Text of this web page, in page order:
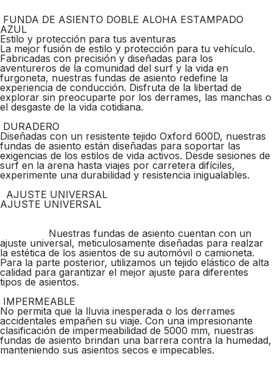
FUNDA DE ASIENTO DOBLE ALOHA ESTAMPADO
AZUL
Estilo y protección para tus aventuras
La mejor fusión de estilo y protección para tu vehículo.
Fabricadas con precisión y diseñadas para los
aventureros de la comunidad del surf y la vida en
furgoneta, nuestras fundas de asiento redefine la
experiencia de conducción. Disfruta de la libertad de
explorar sin preocuparte por los derrames, las manchas o
el desgaste de la vida cotidiana.
DURADERO
Diseñadas con un resistente tejido Oxford 600D, nuestras
fundas de asiento están diseñadas para soportar las
exigencias de los estilos de vida activos. Desde sesiones de
surf en la arena hasta viajes por carretera difíciles,
experimente una durabilidad y resistencia inigualables.
AJUSTE UNIVERSAL
AJUSTE UNIVERSAL
Nuestras fundas de asiento cuentan con un
ajuste universal, meticulosamente diseñadas para realzar
la estética de los asientos de su automóvil o camioneta.
Para la parte posterior, utilizamos un tejido elástico de alta
calidad para garantizar el mejor ajuste para diferentes
tipos de asientos.
IMPERMEABLE
No permita que la lluvia inesperada o los derrames
accidentales empañen su viaje. Con una impresionante
clasificación de impermeabilidad de 5000 mm, nuestras
fundas de asiento brindan una barrera contra la humedad,
manteniendo sus asientos secos e impecables.